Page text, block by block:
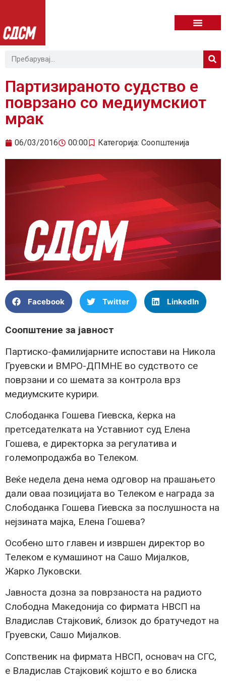
Партизираното судство е
поврзано со медиумскиот
мрак
06/03/2016 00:00 Категорија: Соопштенија
Facebook Twitter LinkedIn
Соопштение за јавност
Партиско-фамилијарните испостави на Никола
Груевски и ВМРО-ДПМНЕ во судството се
поврзани и со шемата за контрола врз
медиумските курири.
Слободанка Гошева Гиевска, ќерка на
претседателката на Уставниот суд Елена
Гошева, е директорка за регулатива и
големопродажба во Телеком.
Веќе недела дена нема одговор на прашањето
дали оваа позицијата во Телеком е награда за
Слободанка Гошева Гиевска за послушноста на
нејзината мајка, Елена Гошева?
Особено што главен и извршен директор во
Телеком е кумашинот на Сашо Мијалков,
Жарко Луковски.
Јавноста дозна за поврзаноста на радиото
Слободна Македонија со фирмата НВСП на
Владислав Стајковиќ, близок до братучедот на
Груевски, Сашо Мијалков.
Сопственик на фирмата НВСП, основач на СГС,
е Владислав Стајковиќ којшто е во блиска